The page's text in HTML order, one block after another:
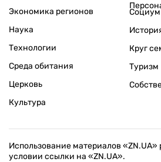
Экономика регионов
Наука
Технологии
Среда обитания
Церковь
Культура
Социум
Круг
Туризм
Использование материалов «ZN.UA»
условии ссылки на «ZN.UA».